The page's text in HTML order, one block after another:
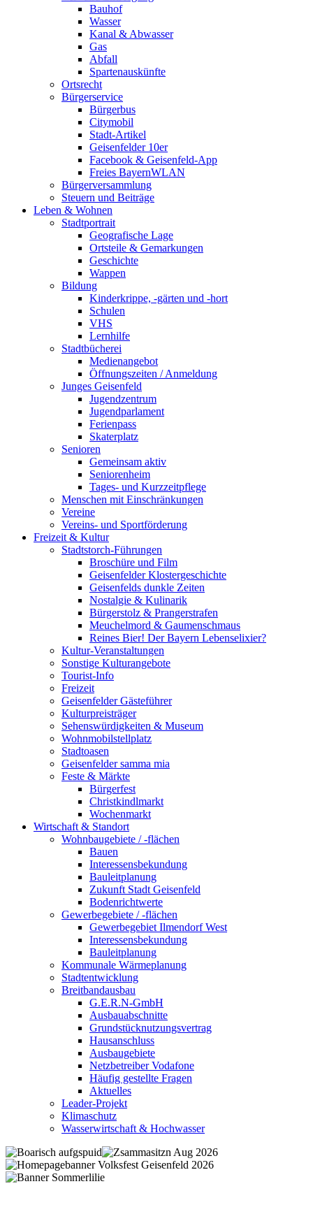
Bauhof
Wasser
Kanal & Abwasser
Gas
Abfall
Spartenauskünfte
Ortsrecht
Bürgerservice
Bürgerbus
Citymobil
Stadt-Artikel
Geisenfelder 10er
Facebook & Geisenfeld-App
Freies BayernWLAN
Bürgerversammlung
Steuern und Beiträge
Leben & Wohnen
Stadtportrait
Geografische Lage
Ortsteile & Gemarkungen
Geschichte
Wappen
Bildung
Kinderkrippe, -gärten und -hort
Schulen
VHS
Lernhilfe
Stadtbücherei
Medienangebot
Öffnungszeiten / Anmeldung
Junges Geisenfeld
Jugendzentrum
Jugendparlament
Ferienpass
Skaterplatz
Senioren
Gemeinsam aktiv
Seniorenheim
Tages- und Kurzzeitpflege
Menschen mit Einschränkungen
Vereine
Vereins- und Sportförderung
Freizeit & Kultur
Stadtstorch-Führungen
Broschüre und Film
Geisenfelder Klostergeschichte
Geisenfelds dunkle Zeiten
Nostalgie & Kulinarik
Bürgerstolz & Prangerstrafen
Meuchelmord & Gaumenschmaus
Reines Bier! Der Bayern Lebenselixier?
Kultur-Veranstaltungen
Sonstige Kulturangebote
Tourist-Info
Freizeit
Geisenfelder Gästeführer
Kulturpreisträger
Sehenswürdigkeiten & Museum
Wohnmobilstellplatz
Stadtoasen
Geisenfelder samma mia
Feste & Märkte
Bürgerfest
Christkindlmarkt
Wochenmarkt
Wirtschaft & Standort
Wohnbaugebiete / -flächen
Bauen
Interessensbekundung
Bauleitplanung
Zukunft Stadt Geisenfeld
Bodenrichtwerte
Gewerbegebiete / -flächen
Gewerbegebiet Ilmendorf West
Interessensbekundung
Bauleitplanung
Kommunale Wärmeplanung
Stadtentwicklung
Breitbandausbau
G.E.R.N-GmbH
Ausbauabschnitte
Grundstücknutzungsvertrag
Hausanschluss
Ausbaugebiete
Netzbetreiber Vodafone
Häufig gestellte Fragen
Aktuelles
Leader-Projekt
Klimaschutz
Wasserwirtschaft & Hochwasser